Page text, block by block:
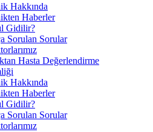
Hakkında
Haberler
Gidilir?
Sorulan Sorular
Hasta Değerlendirme
Hakkında
Haberler
Gidilir?
Sorulan Sorular